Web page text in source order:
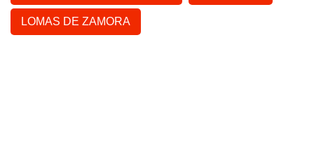
LOMAS DE ZAMORA